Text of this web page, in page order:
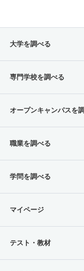
大学を調べる
専門学校を調べる
オープンキャンパスを
職業を調べる
学問を調べる
マイページ
テスト・教材